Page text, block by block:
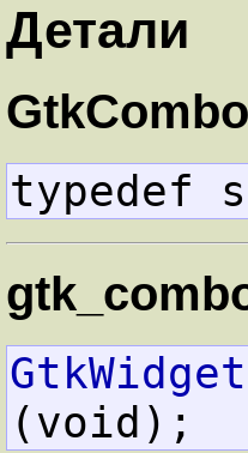
Детали
typedef
GtkWidget
(void);